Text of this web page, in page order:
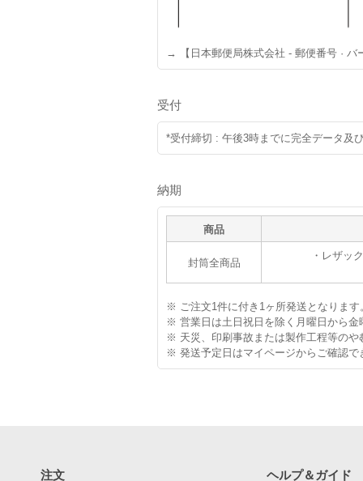
→ 【日本郵便局株式会社 - 郵便番号 · バ
受付
*受付締切 : 午後3時までに完全データ及
納期
商品
封筒全商品
・レザッ
※ ご注文1件に付き1ヶ所発送となります
※ 営業日は土日祝日を除く月曜日から金
※ 天災、印刷事故または製作工程等のや
※ 発送予定日はマイページからご確認で
注文 ヘルプ＆ガイド